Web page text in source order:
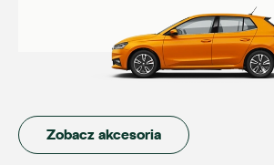
Zobacz akcesoria
czesci@vw.alexas.pl
ul. Brzezińska 17, Łódź